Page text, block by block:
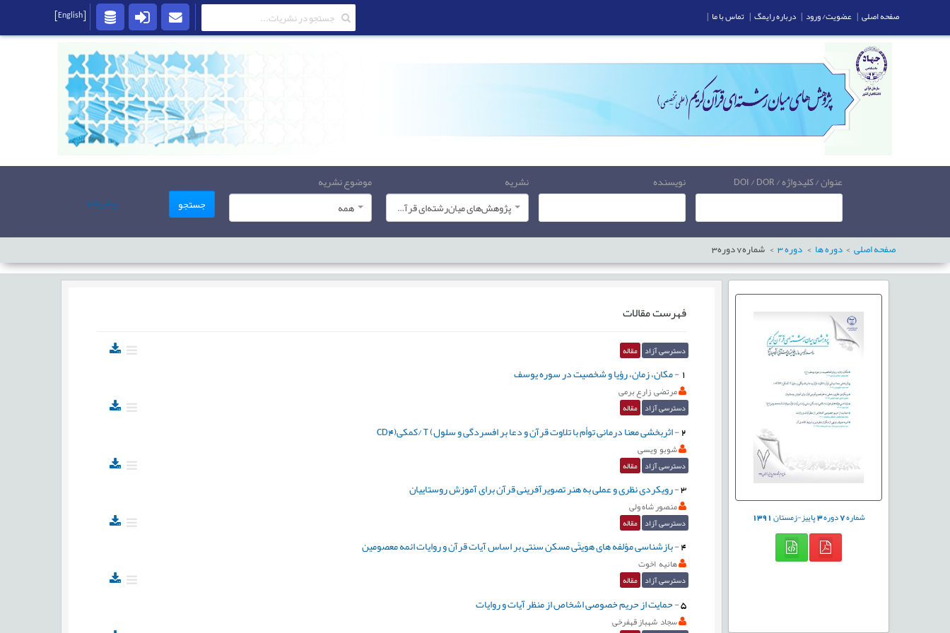
عنوان / کلیدواژه / DOI / DOR نویسنده
نشریه
پژوهش‌های میان‌رشته‌ای قرآن کریم
موضوع نشریه
همه
جستجو پیشرفته
صفحه اصلی دوره ها دوره شماره7دوره3
شماره7دوره3پاییز-زمستان1391
فهرست مقالات
دسترسی آزاد مقاله
1
-مکان، زمان، رؤیا و شخصیت در سوره یوسف
مرتضی زارع برمی
دسترسی آزاد مقاله
2
-اثربخشی معنا درمانی توأم با تلاوت قرآن و دعا بر افسردگی و سلول) T /کمکی(CD4
شوبو ویسی
دسترسی آزاد مقاله
3
-رویکردی نظری و عملی به هنر تصويرآفرینی قرآن برای آموزش روستاييان
منصور شاه ولی
دسترسی آزاد مقاله
4
-بازشناسی مؤلفه های هويتّی مسکن سنتی بر اساس آیات قرآن و روایات ائمه معصومین
هانیه اخوت
دسترسی آزاد مقاله
5
-حمایت از حریم خصوصی اشخاص از منظر آیات و روایات
سجاد شهباز قهفرخی
صفحه اصلی | عضویت/ ورود | درباره رایمگ | تماس با ما |
[English]